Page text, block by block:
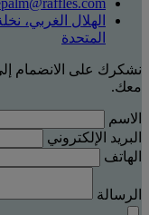
المتحدة
نشكرك على الانضمام
معك.
الاسم
البريد الإلكتروني
الهاتف
الرسالة